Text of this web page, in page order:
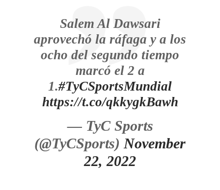
Salem Al Dawsari
aprovechó la ráfaga y a los
ocho del segundo tiempo
marcó el 2 a
1.#TyCSportsMundial
https://t.co/qkkygkBawh
— TyC Sports
(@TyCSports) November
22, 2022